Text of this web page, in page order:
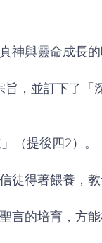
與靈命成長的
，並訂下了「
（提後四2）。
得著餵養，教
言的培育，方